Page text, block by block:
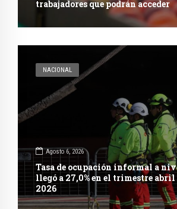
trabajadores que podrán acceder
NACIONAL
Agosto 6, 2026
Tasa de ocupación informal a
llegó a 27,0% en el trimestre
2026